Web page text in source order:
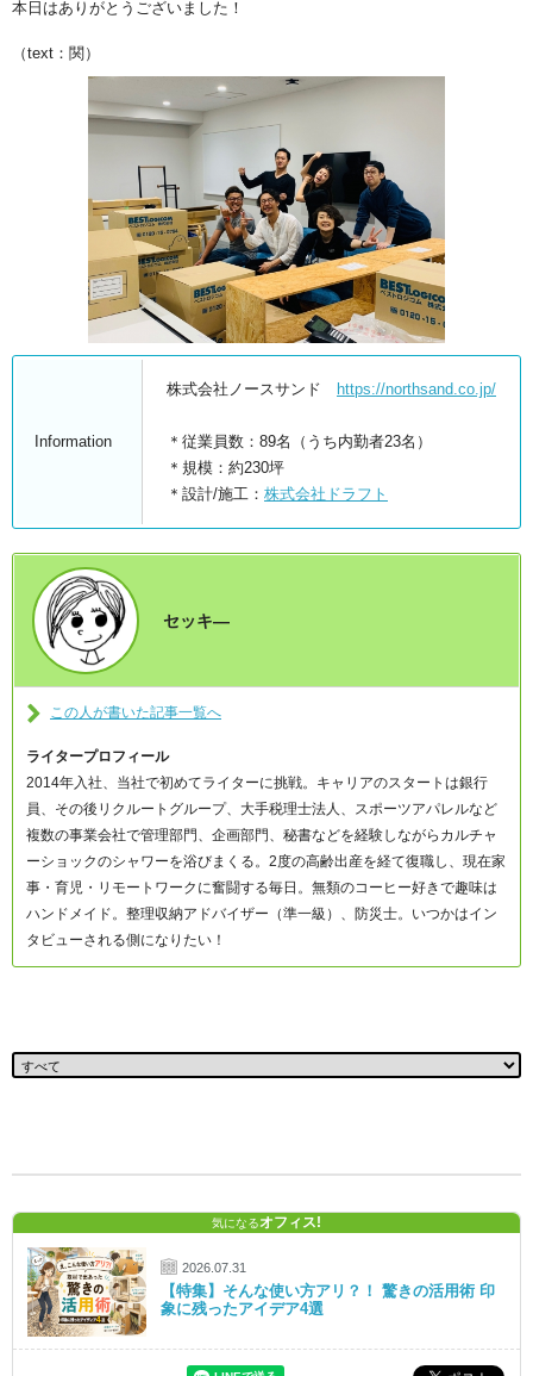
本日はありがとうございました！
（text：関）
Information
株式会社ノースサンド https://northsand.co.jp/
＊従業員数：89名（うち内勤者23名）
＊規模：約230坪
＊設計/施工： 株式会社ドラフト
セッキ―
この人が書いた記事一覧へ
ライタープロフィール
2014年入社、当社で初めてライターに挑戦。キャリアのスタートは銀行
員、その後リクルートグループ、大手税理士法人、スポーツアパレルなど
複数の事業会社で管理部門、企画部門、秘書などを経験しながらカルチャ
ーショックのシャワーを浴びまくる。2度の高齢出産を経て復職し、現在家
事・育児・リモートワークに奮闘する毎日。無類のコーヒー好きで趣味は
ハンドメイド。整理収納アドバイザー（準一級）、防災士。いつかはイン
タビューされる側になりたい！
気になるオフィス!
2026.07.31
【特集】そんな使い方アリ？！ 驚きの活用術 印
象に残ったアイデア4選